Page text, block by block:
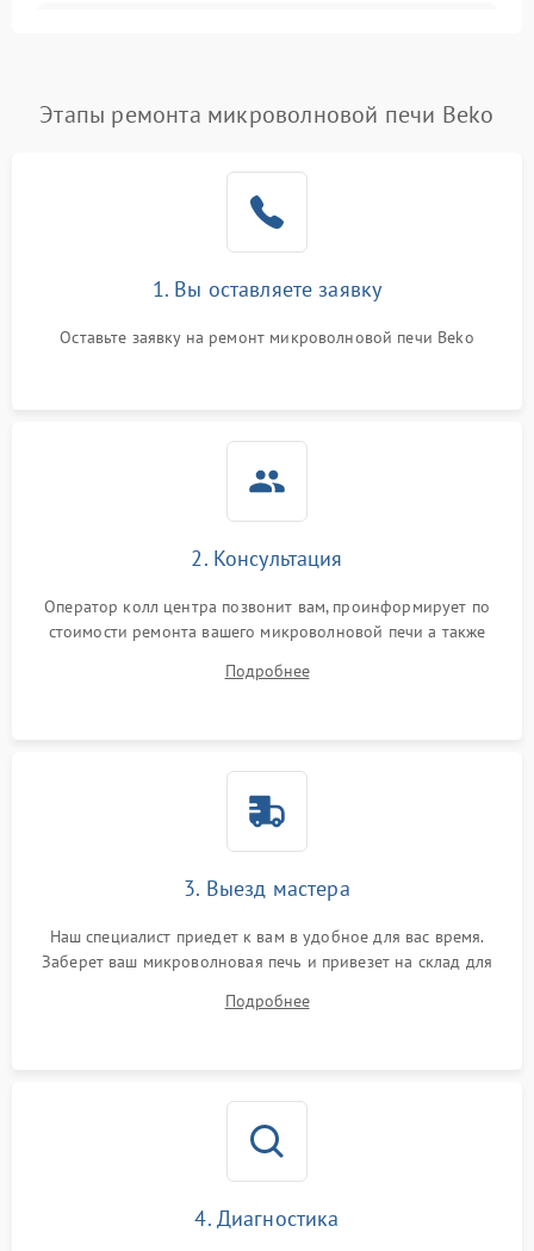
Появление запаха гари Подробнее →
2200 ₽
Не работают сенсорные
1000 ₽
Этапы ремонта микроволновой печи Beko
1. Вы оставляете заявку
Оставьте заявку на ремонт микроволновой печи Beko
2. Консультация
Оператор колл центра позвонит вам, проинформирует по
стоимости ремонта вашего микроволновой печи а также
Подробнее
3. Выезд мастера
Наш специалист приедет к вам в удобное для вас время.
Заберет ваш микроволновая печь и привезет на склад для
Подробнее
4. Диагностика